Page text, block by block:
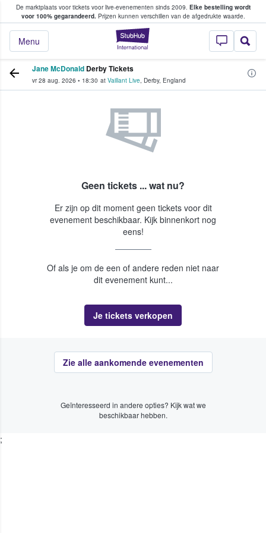
De marktplaats voor tickets voor live-evenementen sinds 2009. Elke bestelling wordt
voor 100% gegarandeerd.Prijzen kunnen verschillen van de afgedrukte waarde.
StubHub: waar
Menu
tickets kopen en verkopen
Jane McDonald Derby Tickets
vr 28 aug. 2026 • 18:30 at Vaillant Live, Derby, England
Geen tickets ... wat nu?
Er zijn op dit moment geen tickets voor dit
evenement beschikbaar. Kijk binnenkort nog
eens!
Of als je om de een of andere reden niet naar
dit evenement kunt...
Je tickets verkopen
Zie alle aankomende evenementen
Geïnteresseerd in andere opties? Kijk wat we
beschikbaar hebben.
;